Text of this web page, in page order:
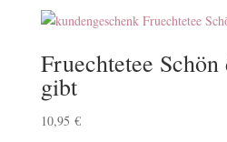
Fruechtetee Schön
gibt
10,95 €